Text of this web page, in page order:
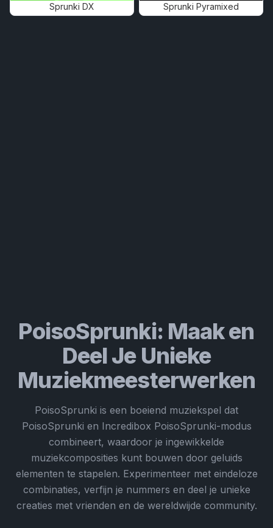
Sprunki DX Sprunki Pyramixed
PoisoSprunki: Maak en
Deel Je Unieke
Muziekmeesterwerken
PoisoSprunki is een boeiend muziekspel dat
PoisoSprunki en Incredibox PoisoSprunki-modus
combineert, waardoor je ingewikkelde
muziekcomposities kunt bouwen door geluids
elementen te stapelen. Experimenteer met eindeloze
combinaties, verfijn je nummers en deel je unieke
creaties met vrienden en de wereldwijde community.